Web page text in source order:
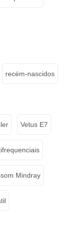
recém-nascidos
Vetus E7
Mindray